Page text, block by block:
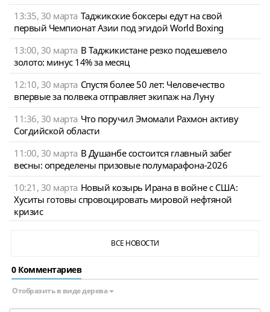
13:35, 30 марта Таджикские боксеры едут на свой
первый Чемпионат Азии под эгидой World Boxing
13:00, 30 марта В Таджикистане резко подешевело
золото: минус 14% за месяц
12:10, 30 марта Спустя более 50 лет: Человечество
впервые за полвека отправляет экипаж на Луну
11:36, 30 марта Что поручил Эмомали Рахмон активу
Согдийской области
11:00, 30 марта В Душанбе состоится главный забег
весны: определены призовые полумарафона-2026
10:21, 30 марта Новый козырь Ирана в войне с США:
Хуситы готовы спровоцировать мировой нефтяной
кризис
ВСЕ НОВОСТИ
0 Комментариев
Отобразить в виде дерева